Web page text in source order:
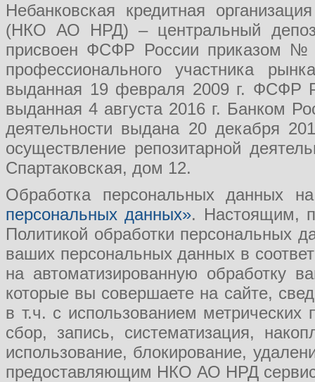
Небанковская кредитная
(НКО АО НРД) – центральный
присвоен ФСФР России приказом №
профессионального участника
выданная 19 февраля 2009 г. ФСФР
выданная 4 августа 2016 г. Банком
деятельности выдана 20 декабря
осуществление репозитарной
Спартаковская, дом 12.
Обработка персональных данных
персональных данных». Настоящим,
Политикой обработки
ваших персональных данных в
на автоматизированную обработку
которые вы совершаете на сайте,
в т.ч. с использованием
сбор, запись, систематизация,
использование, блокирование,
предоставляющим НКО АО НРД